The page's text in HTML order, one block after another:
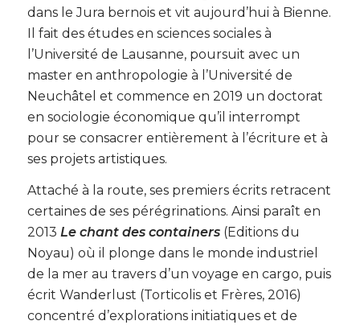
dans le Jura bernois et vit aujourd’hui à Bienne.
Il fait des études en sciences sociales à
l’Université de Lausanne, poursuit avec un
master en anthropologie à l’Université de
Neuchâtel et commence en 2019 un doctorat
en sociologie économique qu’il interrompt
pour se consacrer entièrement à l’écriture et à
ses projets artistiques.
Attaché à la route, ses premiers écrits retracent
certaines de ses pérégrinations. Ainsi paraît en
2013 Le chant des containers(Editions du
Noyau) où il plonge dans le monde industriel
de la mer au travers d’un voyage en cargo, puis
écrit Wanderlust (Torticolis et Frères, 2016)
concentré d’explorations initiatiques et de